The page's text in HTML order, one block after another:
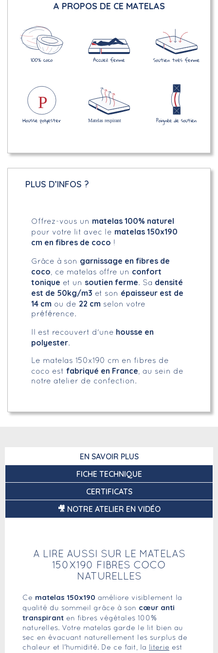
A PROPOS DE CE MATELAS
PLUS D’INFOS ?
Offrez-vous un matelas 100% naturel
pour votre lit avec le matelas 150x190
cm en fibres de coco !
Grâce à son garnissage en fibres de
coco, ce matelas offre un confort
tonique et un soutien ferme. Sa densité
est de 50kg/m3 et son épaisseur est de
14 cm ou de 22 cm selon votre
préférence.
Il est recouvert d'une housse en
polyester.
Le matelas 150x190 cm en fibres de
coco est fabriqué en France, au sein de
notre atelier de confection.
EN SAVOIR PLUS
FICHE TECHNIQUE
CERTIFICATS
🎥 NOTRE ATELIER EN VIDÉO
A LIRE AUSSI SUR LE MATELAS
150X190 FIBRES COCO
NATURELLES
Ce matelas 150x190 améliore visiblement la
qualité du sommeil grâce à son cœur anti
transpirant en fibres végétales 100%
naturelles. Votre matelas garde le lit bien au
sec en évacuant naturellement les surplus de
chaleur et l'humidité. De ce fait, la
literie est